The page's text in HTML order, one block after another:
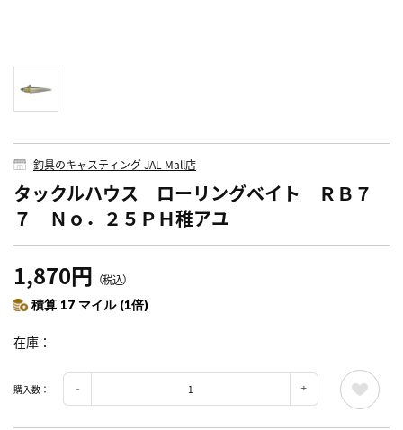
釣具のキャスティング JAL Mall店
タックルハウス ローリングベイト ＲＢ７
７ Ｎｏ．２５ＰＨ稚アユ
1,870円 （税込）
積算 17 マイル (1倍)
在庫
購入数：